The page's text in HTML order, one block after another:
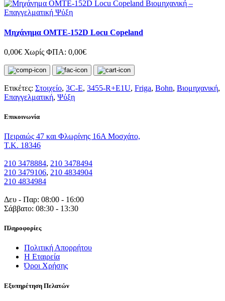
Μηχάνημα OMTE-152D Locu Copeland
0,00€ Χωρίς ΦΠΑ: 0,00€
Ετικέτες: Στοιχείο, 3C-Ε, 3455-R+E1U, Friga, Bohn, Βιομηχανική,
Επαγγελματική, Ψύξη
Eπικοινωνία
Πειραιώς 47 και Φλωρίνης 16Α Μοσχάτο,
T.K. 18346
210 3478884, 210 3478494
210 3479106, 210 4834904
210 4834984
Δευ - Παρ: 08:00 - 16:00
Σάββατο: 08:30 - 13:30
Πληροφορίες
Πολιτική Απορρήτου
Η Εταιρεία
Όροι Χρήσης
Εξυπηρέτηση Πελατών